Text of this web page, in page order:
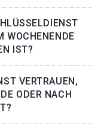
WOCHENENDE
IST?
VERTRAUEN,
ODER NACH